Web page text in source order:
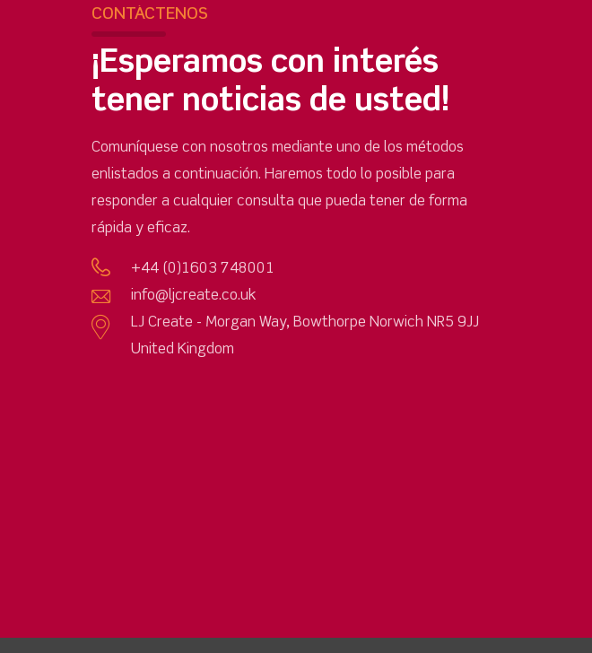
CONTÁCTENOS
¡Esperamos con interés
tener noticias de usted!
Comuníquese con nosotros mediante uno de los métodos
enlistados a continuación. Haremos todo lo posible para
responder a cualquier consulta que pueda tener de forma
rápida y eficaz.
+44 (0)1603 748001
info@ljcreate.co.uk
LJ Create - Morgan Way, Bowthorpe Norwich NR5 9JJ
United Kingdom